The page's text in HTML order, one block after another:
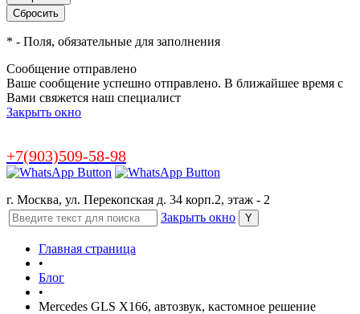
* - Поля, обязательные для заполнения
Сообщение отправлено
Ваше сообщение успешно отправлено. В ближайшее время с
Вами свяжется наш специалист
Закрыть окно
+7(903)509-58-98
г. Москва, ул. Перекопская д. 34 корп.2, этаж - 2
Закрыть окно
Главная страница
•
Блог
•
Mercedes GLS X166, автозвук, кастомное решение